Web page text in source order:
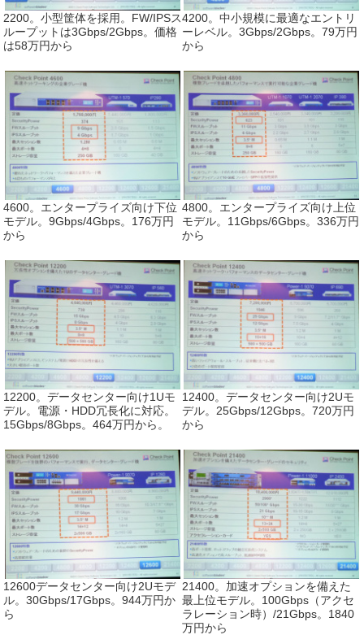
2200。小型筐体を採用。FW/IPSス
ループットは3Gbps/2Gbps。価格
は58万円から
4200。中小規模に最適なエントリ
ーレベル。3Gbps/2Gbps。79万円
から
4600。エンタープライズ向け下位
モデル。9Gbps/4Gbps。176万円
から
4800。エンタープライズ向け上位
モデル。11Gbps/6Gbps。336万円
から
12200。データセンター向け1Uモ
デル。電源・HDD冗長化に対応。
15Gbps/8Gbps。464万円から。
12400。データセンター向け2Uモ
デル。25Gbps/12Gbps。720万円
から
12600データセンター向け2Uモデ
ル。30Gbps/17Gbps。944万円か
ら
21400。加速オプションを備えた
最上位モデル。100Gbps（アクセ
ラレーション時）/21Gbps。1840
万円から